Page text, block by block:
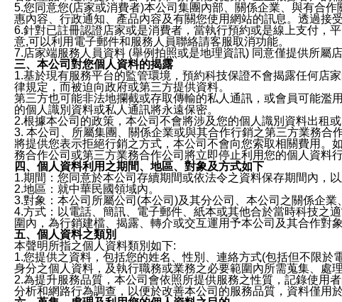
5.您同意您(店家或消費者)本公司集團內部、關係企業、與有合
惠內容、行政通知、產品內容及有關您使用網站的訊息。透過接
6.針對已註冊認證店家或是消費者，當執行預約或是線上支付，
意,可以利用電子郵件和服務人員聯絡請客服取消功能。
7.店家端服務人員資料 (舉例拍照或是地理資訊) 同意僅提供所屬
三、本公司對您個人資料的揭露
1.基於現有服務平台的監管環境，預約科技保證不會揭露任何店
律規定，而被迫向政府或第三方提供資料。
第三方也可能非法地攔截或存取傳輸的私人通訊，或會員可能濫
的個人識別資料或私人通訊將永遠保密。
2.根據本公司的政策，本公司不會將涉及您的個人識別資料出租或
3. 本公司、所屬集團、關係企業或與其合作行銷之第三方業務合
將提供您表示拒絕行銷之方式，本公司不會向您索取相關費用。
務合作公司或第三方業務合作公司將立即停止利用您的個人資料行
四、個人資料利用之期間、地區、對象及方式如下
1.期間：您同意於本公司存續期間或依法令之資料保存期間內，
2.地區：就中華民國領域內。
3.對象：本公司所屬公司(本公司)及其分公司、本公司之關係企業
4.方式：以電話、簡訊、電子郵件、紙本或其他合於當時科技之
圍內，為行銷建檔、揭露、轉介或交互運用予本公司及其合作對象
五、個人資料之類別
本聲明所指之個人資料類別如下:
1.您提供之資料，包括您的姓名、性別、連絡方式(包括但不限
身分之個人資料，及執行職務或業務之必要範圍內所需蒐集、處
2.為提升服務品質，本公司會依照所提供服務之性質，記錄使用
分析和網路行為調查，以便於改善本公司的服務品質，資料僅用